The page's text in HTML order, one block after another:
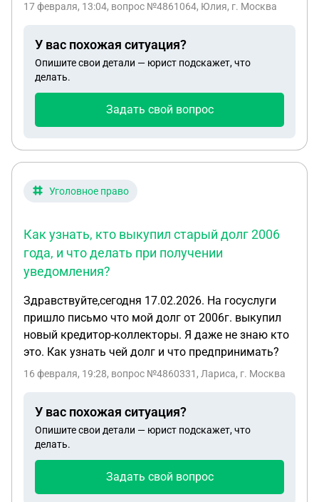
дела открыли часть 1 статья 158 . Скоро суд не
Потерпевшием есть примирение
17 февраля, 13:04, вопрос №4861064, Юлия, г. Москва
У вас похожая ситуация?
Опишите свои детали — юрист подскажет, что
делать.
Задать свой вопрос
Уголовное право
Как узнать, кто выкупил старый долг 2006
года, и что делать при получении
уведомления?
Здравствуйте,сегодня 17.02.2026. На госуслуги
пришло письмо что мой долг от 2006г. выкупил
новый кредитор-коллекторы. Я даже не знаю кто
это. Как узнать чей долг и что предпринимать?
16 февраля, 19:28, вопрос №4860331, Лариса, г. Москва
У вас похожая ситуация?
Опишите свои детали — юрист подскажет, что
делать.
Задать свой вопрос